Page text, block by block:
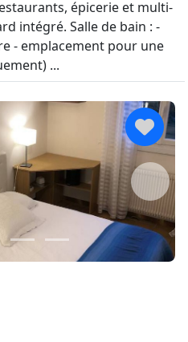
épicerie et multi-
intégré. Salle de bain : -
- emplacement pour une
...